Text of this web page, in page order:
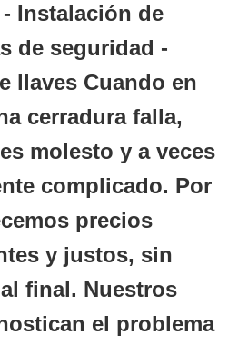
Instalación de
de seguridad -
llaves Cuando en
cerradura falla,
molesto y a veces
complicado. Por
precios
y justos, sin
final. Nuestros
el problema